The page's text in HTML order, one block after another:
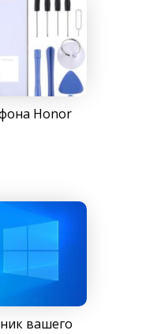
Honor
вашего